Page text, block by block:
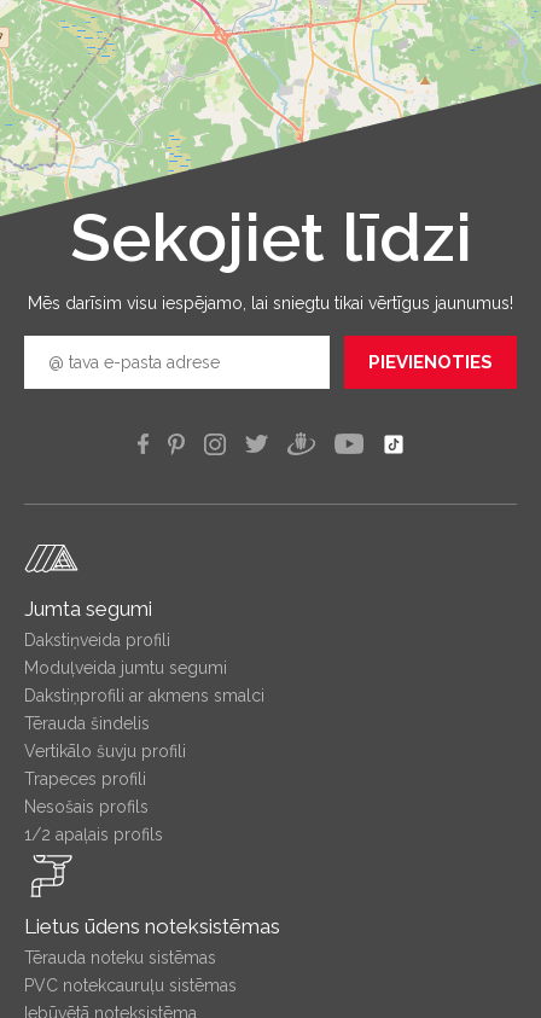
Sekojiet līdzi
Mēs darīsim visu iespējamo, lai sniegtu tikai vērtīgus jaunumus!
PIEVIENOTIES
Jumta segumi
Dakstiņveida profili
Moduļveida jumtu segumi
Dakstiņprofili ar akmens smalci
Tērauda šindelis
Vertikālo šuvju profili
Trapeces profili
Nesošais profils
1/2 apaļais profils
Lietus ūdens noteksistēmas
Tērauda noteku sistēmas
PVC notekcauruļu sistēmas
Iebūvētā noteksistēma